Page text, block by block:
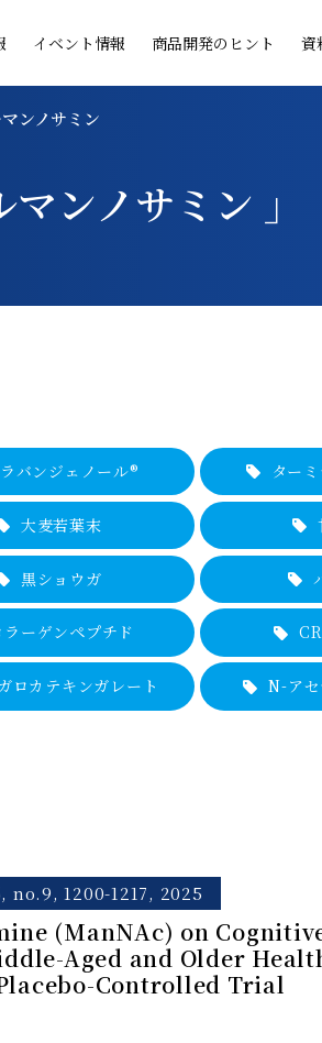
イベント情報 商品開発のヒント 資
ンノサミン
ンノサミン 」
バン ジェノール® ター
大麦若葉末
黒ショウガ
ラーゲンペプチド
ロカテキンガレート N-ア
1200-1217, 2025
(ManNAc) on
Aged and Older
Controlled Trial